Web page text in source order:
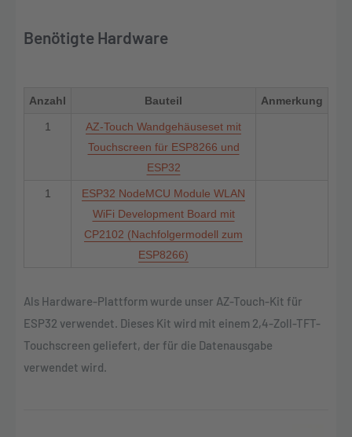
Benötigte Hardware
Anzahl Bauteil Anmerkung
1
AZ-Touch Wandgehäuseset mit
Touchscreen für ESP8266 und
ESP32
1
ESP32 NodeMCU Module WLAN
WiFi Development Board mit
CP2102 (Nachfolgermodell zum
ESP8266)
Als Hardware-Plattform wurde unser AZ-Touch-Kit für
ESP32 verwendet. Dieses Kit wird mit einem 2,4-Zoll-TFT-
Touchscreen geliefert, der für die Datenausgabe
verwendet wird.